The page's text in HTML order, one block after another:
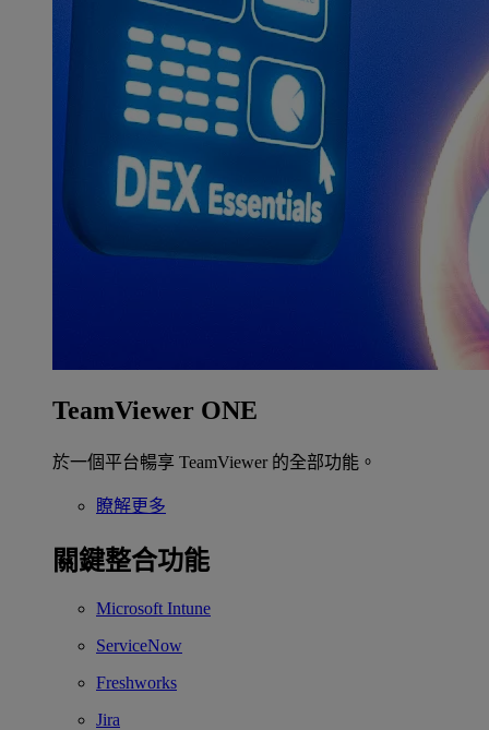
TeamViewer ONE
於一個平台暢享 TeamViewer 的全部功能。
瞭解更多
關鍵整合功能
Microsoft Intune
ServiceNow
Freshworks
Jira